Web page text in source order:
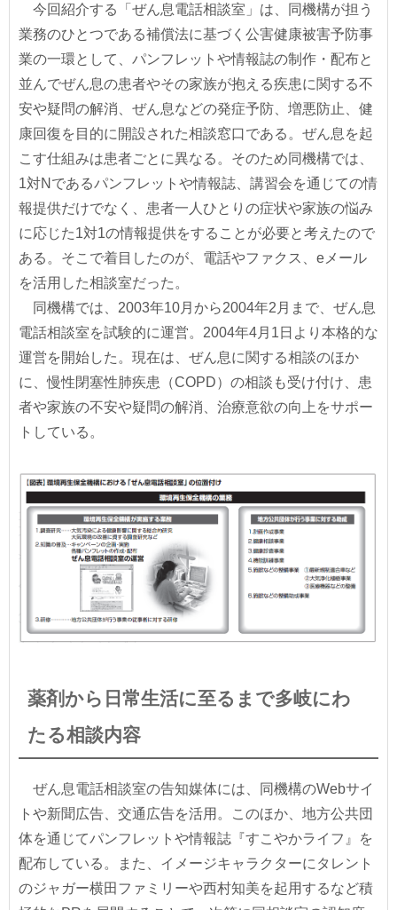
今回紹介する「ぜん息電話相談室」は、同機構が担う
業務のひとつである補償法に基づく公害健康被害予防事
業の一環として、パンフレットや情報誌の制作・配布と
並んでぜん息の患者やその家族が抱える疾患に関する不
安や疑問の解消、ぜん息などの発症予防、増悪防止、健
康回復を目的に開設された相談窓口である。ぜん息を起
こす仕組みは患者ごとに異なる。そのため同機構では、
1対Nであるパンフレットや情報誌、講習会を通じての情
報提供だけでなく、患者一人ひとりの症状や家族の悩み
に応じた1対1の情報提供をすることが必要と考えたので
ある。そこで着目したのが、電話やファクス、eメール
を活用した相談室だった。
同機構では、2003年10月から2004年2月まで、ぜん息
電話相談室を試験的に運営。2004年4月1日より本格的な
運営を開始した。現在は、ぜん息に関する相談のほか
に、慢性閉塞性肺疾患（COPD）の相談も受け付け、患
者や家族の不安や疑問の解消、治療意欲の向上をサポー
トしている。
薬剤から日常生活に至るまで多岐にわ
たる相談内容
ぜん息電話相談室の告知媒体には、同機構のWebサイ
トや新聞広告、交通広告を活用。このほか、地方公共団
体を通じてパンフレットや情報誌『すこやかライフ』を
配布している。また、イメージキャラクターにタレント
のジャガー横田ファミリーや西村知美を起用するなど積